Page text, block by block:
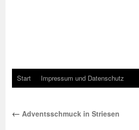
Start Impressum und Datenschutz
← Adventsschmuck in Striesen